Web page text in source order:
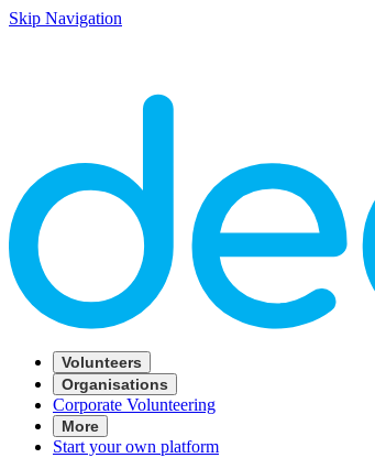
Skip Navigation
Volunteers
Organisations
Corporate Volunteering
More
Start your own platform